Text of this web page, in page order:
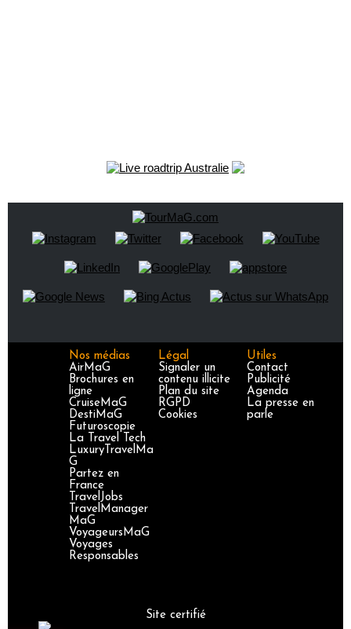
Nos médias
AirMaG
Brochures en
ligne
CruiseMaG
DestiMaG
Futuroscopie
La Travel Tech
LuxuryTravelMa
G
Partez en
France
TravelJobs
TravelManager
MaG
VoyageursMaG
Voyages
Responsables
Légal
Signaler un
contenu illicite
Plan du site
RGPD
Cookies
Utiles
Contact
Publicité
Agenda
La presse en
parle
Site certifié